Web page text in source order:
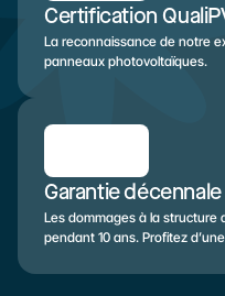
Certification
La reconnaissance de notre
panneaux photovoltaïques.
Garantie décennale
Les dommages à la structure
pendant 10 ans. Profitez